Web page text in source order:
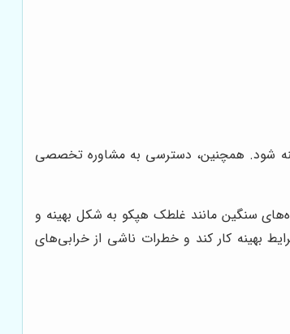
شود. همچنین، دسترسی به مشاوره تخصصی
سنگین مانند غلطک هپکو به شکل بهینه و
بهینه کار کند و خطرات ناشی از خرابی‌های